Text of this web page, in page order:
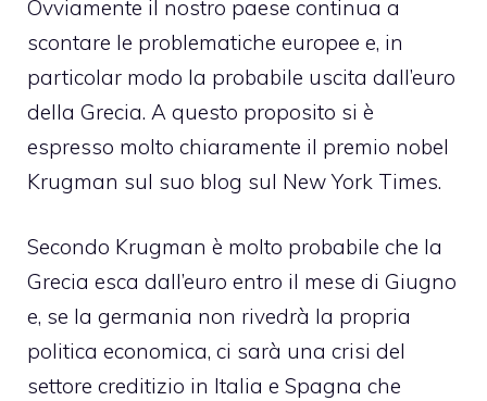
Ovviamente il nostro paese continua a
scontare le problematiche europee e, in
particolar modo la probabile uscita dall’euro
della Grecia. A questo proposito si è
espresso molto chiaramente il premio nobel
Krugman sul suo blog sul New York Times.
Secondo Krugman è molto probabile che la
Grecia esca dall’euro entro il mese di Giugno
e, se la germania non rivedrà la propria
politica economica, ci sarà una crisi del
settore creditizio in Italia e Spagna che